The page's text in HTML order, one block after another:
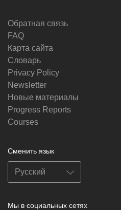
Обратная связь
FAQ
Карта сайта
Словарь
Privacy Policy
Newsletter
Новые материалы
Progress Reports
Courses
Сменить язык
Мы в социальных сетях